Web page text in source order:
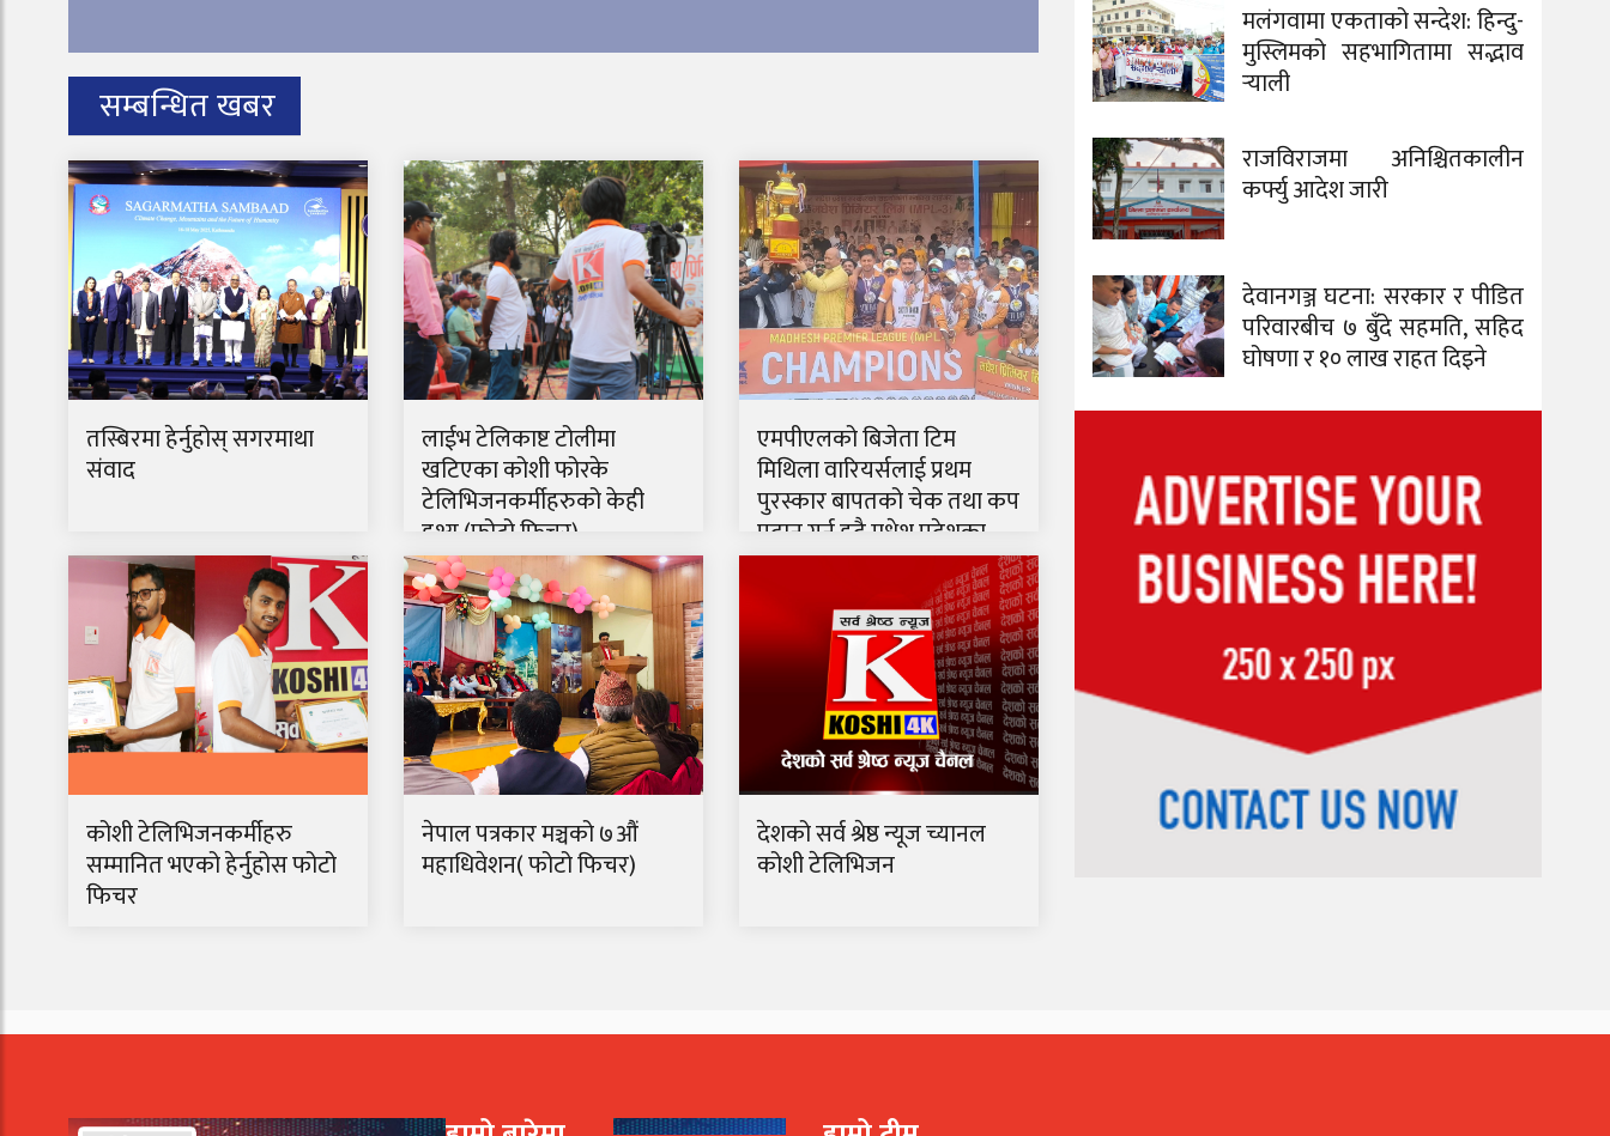
सम्बन्धित खबर
तस्बिरमा हेर्नुहोस् सगरमाथा
संवाद
लाईभ टेलिकाष्ट टोलीमा
खटिएका कोशी फोरके
टेलिभिजनकर्मीहरुको केही
दृश्य (फोटो फिचर)
एमपीएलको बिजेता टिम
मिथिला वारियर्सलाई प्रथम
पुरस्कार बापतको चेक तथा कप
प्रदान गर्नु हुदै मधेश प्रदेशका
मुख्यमन्त्री सतिश कुमार सिंह
कोशी टेलिभिजनकर्मीहरु
सम्मानित भएको हेर्नुहोस फोटो
फिचर
नेपाल पत्रकार मञ्चको ७औं
महाधिवेशन( फोटो फिचर)
देशको सर्व श्रेष्ठ न्यूज च्यानल
कोशी टेलिभिजन
मलंगवामा एकताको सन्देश: हिन्दु-
मुस्लिमको सहभागितामा सद्भाव
र्‍याली
राजविराजमा अनिश्चितकालीन
कर्फ्यु आदेश जारी
देवानगञ्ज घटना: सरकार र पीडित
परिवारबीच ७ बुँदे सहमति, सहिद
घोषणा र १० लाख राहत दिइने